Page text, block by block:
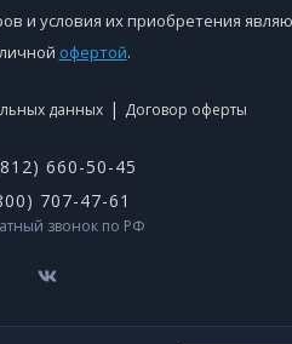
и условия их приобретения
офертой.
данных | Договор оферты
660-50-45
707-47-61
звонок по РФ